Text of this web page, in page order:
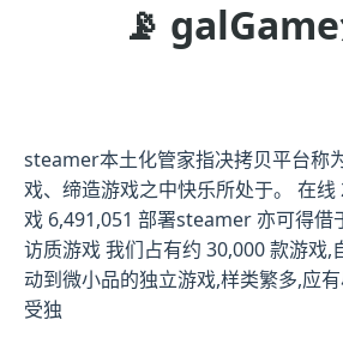
📡
steamer本土化管家指决拷贝平台称
戏、缔造游戏之中快乐所处于。 在
戏 6,491,051 部署steamer 亦可得借
访质游戏 我们占有约 30,000 款游戏,
动到微小品的独立游戏,样类繁多,应
受独